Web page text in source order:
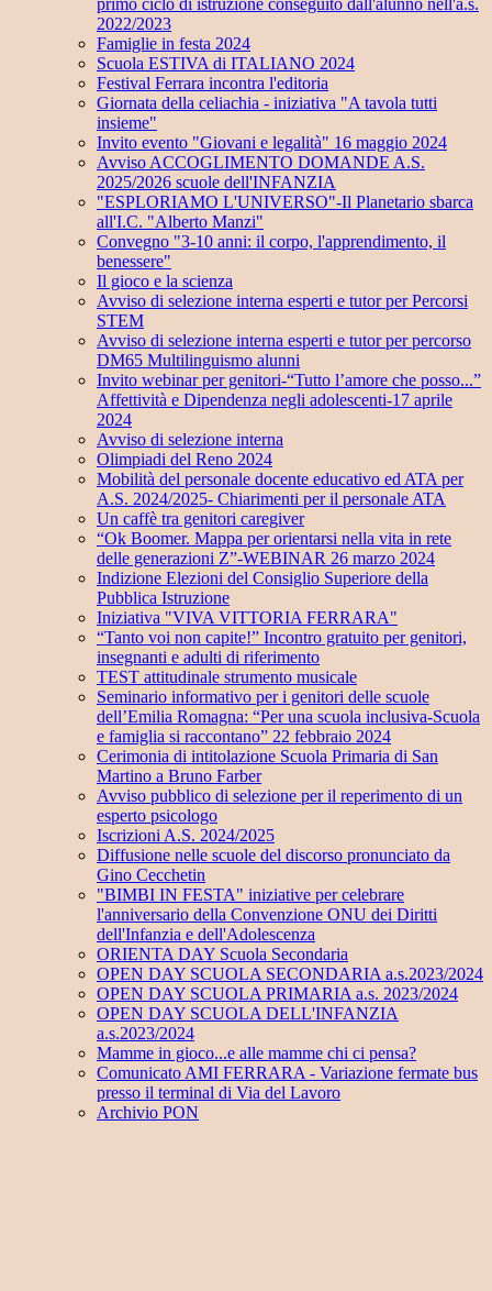
primo ciclo di istruzione conseguito dall'alunno nell'a.s.
2022/2023
Famiglie in festa 2024
Scuola ESTIVA di ITALIANO 2024
Festival Ferrara incontra l'editoria
Giornata della celiachia - iniziativa "A tavola tutti
insieme"
Invito evento "Giovani e legalità" 16 maggio 2024
Avviso ACCOGLIMENTO DOMANDE A.S.
2025/2026 scuole dell'INFANZIA
"ESPLORIAMO L'UNIVERSO"-Il Planetario sbarca
all'I.C. "Alberto Manzi"
Convegno "3-10 anni: il corpo, l'apprendimento, il
benessere"
Il gioco e la scienza
Avviso di selezione interna esperti e tutor per Percorsi
STEM
Avviso di selezione interna esperti e tutor per percorso
DM65 Multilinguismo alunni
Invito webinar per genitori-“Tutto l’amore che posso...”
Affettività e Dipendenza negli adolescenti-17 aprile
2024
Avviso di selezione interna
Olimpiadi del Reno 2024
Mobilità del personale docente educativo ed ATA per
A.S. 2024/2025- Chiarimenti per il personale ATA
Un caffè tra genitori caregiver
“Ok Boomer. Mappa per orientarsi nella vita in rete
delle generazioni Z”-WEBINAR 26 marzo 2024
Indizione Elezioni del Consiglio Superiore della
Pubblica Istruzione
Iniziativa "VIVA VITTORIA FERRARA"
“Tanto voi non capite!” Incontro gratuito per genitori,
insegnanti e adulti di riferimento
TEST attitudinale strumento musicale
Seminario informativo per i genitori delle scuole
dell’Emilia Romagna: “Per una scuola inclusiva-Scuola
e famiglia si raccontano” 22 febbraio 2024
Cerimonia di intitolazione Scuola Primaria di San
Martino a Bruno Farber
Avviso pubblico di selezione per il reperimento di un
esperto psicologo
Iscrizioni A.S. 2024/2025
Diffusione nelle scuole del discorso pronunciato da
Gino Cecchetin
"BIMBI IN FESTA" iniziative per celebrare
l'anniversario della Convenzione ONU dei Diritti
dell'Infanzia e dell'Adolescenza
ORIENTA DAY Scuola Secondaria
OPEN DAY SCUOLA SECONDARIA a.s.2023/2024
OPEN DAY SCUOLA PRIMARIA a.s. 2023/2024
OPEN DAY SCUOLA DELL'INFANZIA
a.s.2023/2024
Mamme in gioco...e alle mamme chi ci pensa?
Comunicato AMI FERRARA - Variazione fermate bus
presso il terminal di Via del Lavoro
Archivio PON